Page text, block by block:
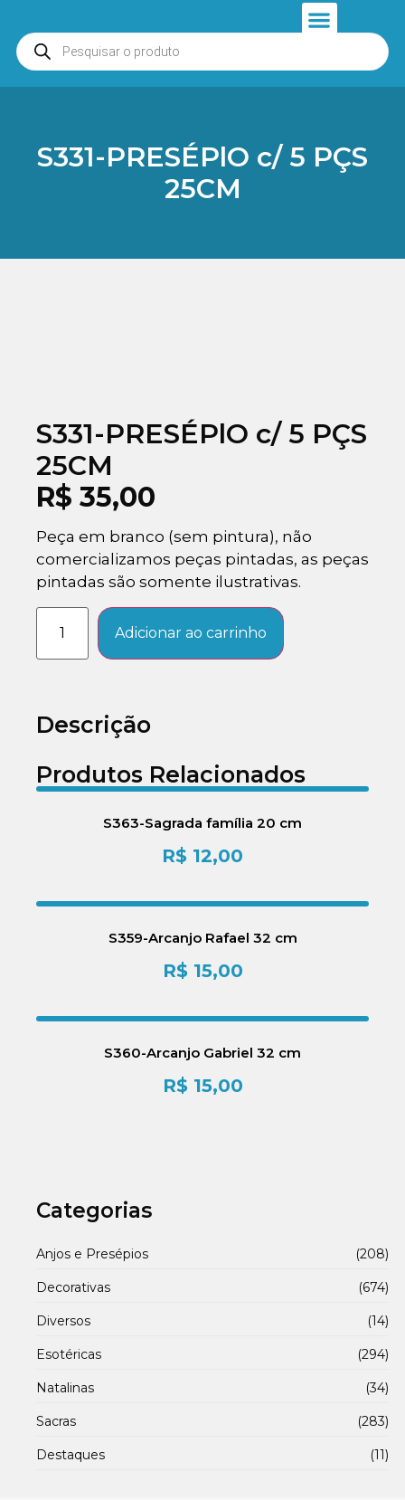
S331-PRESÉPlO c/ 5 PÇS
25CM
S331-PRESÉPlO c/ 5 PÇS
25CM
R$ 35,00
Peça em branco (sem pintura), não
comercializamos peças pintadas, as peças
pintadas são somente ilustrativas.
Adicionar ao carrinho
Descrição
Produtos Relacionados
S363-Sagrada família 20 cm
R$ 12,00
S359-Arcanjo Rafael 32 cm
R$15,00
S360-Arcanjo Gabriel 32 cm
R$15,00
Categorias
Anjos e Presépios (208)
Decorativas (674)
Diversos (14)
Esotéricas (294)
Natalinas (34)
Sacras (283)
Destaques (11)